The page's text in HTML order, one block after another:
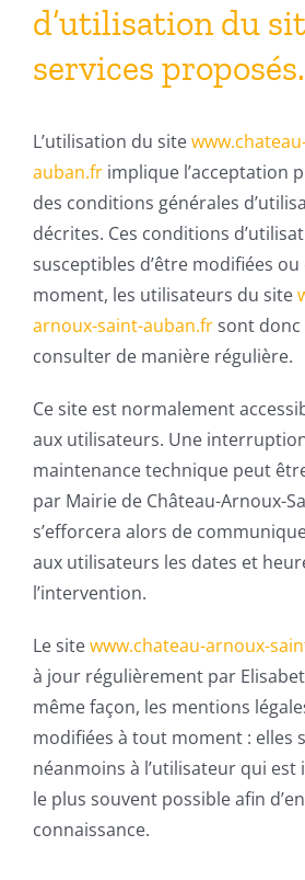
d’utilisation du
services proposés.
L’utilisation du site
auban.fr implique l’acceptation
des conditions générales
décrites. Ces conditions
susceptibles d’être modifiées
moment, les utilisateurs du site
arnoux-saint-auban.frsont donc
consulter de manière régulière.
Ce site est normalement
aux utilisateurs. Une
maintenance technique peut
par Mairie de Château-Arnoux-
s’efforcera alors de
aux utilisateurs les dates et
l’intervention.
Le sitewww.chateau-arnoux-
à jour régulièrement par
même façon, les mentions
modifiées à tout moment : elles
néanmoins à l’utilisateur qui est
le plus souvent possible afin
connaissance.